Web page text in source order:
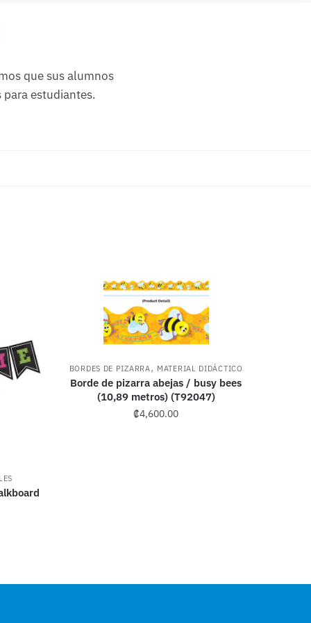
que sus alumnos
estudiantes.
BORDES DE PIZARRA, MATERIAL DIDÁCTICO
Borde de pizarra abejas / busy bees
(10,89 metros) (T92047)
₡4,600.00